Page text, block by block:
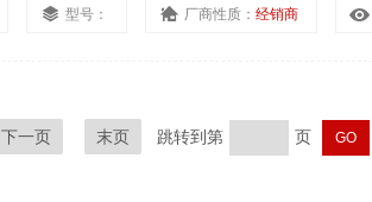
型号： 厂商性质： 经销商
下一页 末页 跳转到第 页